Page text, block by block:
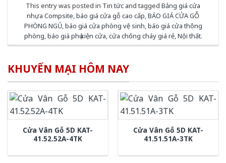
This entry was posted in Tin tức and tagged Bảng giá cửa
nhựa Compsite,báo giá cửa gỗ cao cấp,BÁO GIÁ CỬA GỖ
PHÒNG NGỦ,báo giá cửa phòng vệ sinh,báo giá cửa thông
phòng,báo giá phụ kiện cửa,cửa chống cháy giá rẻ,Nội thất.
KHUYẾN MẠI HÔM NAY
Cửa Vân Gỗ 5D KAT-
41.52.52A-4TK
Cửa Vân Gỗ 5D KAT-
41.51.51A-3TK